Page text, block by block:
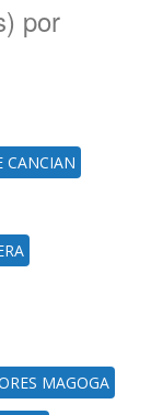
por
CANCIAN
MAGOGA